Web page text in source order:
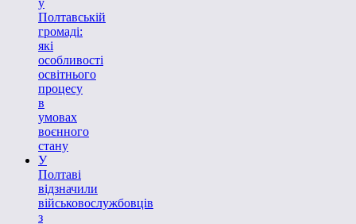
Полтавській
громаді:
які
особливості
освітнього
процесу
в
умовах
воєнного
стану
У
Полтаві
відзначили
військовослужбовців
з